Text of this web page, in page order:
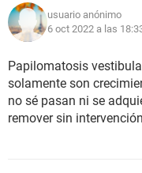
usuario anónimo
6 oct 2022 a las
Papilomatosis
solamente son
no sé pasan ni se
remover sin